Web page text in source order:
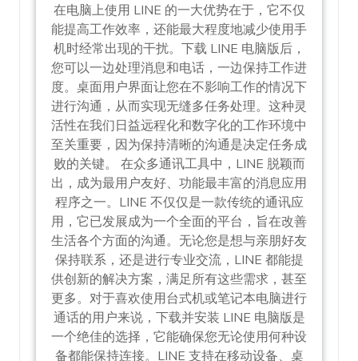
在电脑上使用 LINE 的一大优势在于，它不仅
能提高工作效率，还能最大程度地减少使用手
机时经常出现的干扰。下载 LINE 电脑版后，
您可以一边处理消息和电话，一边保持工作进
度。桌面用户界面让您在不影响工作的情况下
进行沟通，从而实现无缝多任务处理。这种灵
活性在我们日益远程化和数字化的工作环境中
至关重要，因为保持清晰的沟通是决定任务成
败的关键。 在众多通讯工具中，LINE 脱颖而
出，成为最用户友好、功能最丰富的消息应用
程序之一。LINE 不仅仅是一款传统的通讯应
用，它已发展成为一个全面的平台，旨在改善
生活各个方面的沟通。无论您是想与亲朋好友
保持联系，还是进行专业交流，LINE 都能提
供创新的解决方案，满足所有这些需求，甚至
更多。对于喜欢使用台式机或笔记本电脑进行
通话的用户来说，下载并安装 LINE 电脑版是
一个绝佳的选择，它能确保您无论使用何种设
备都能保持连接。LINE 支持在移动设备、桌